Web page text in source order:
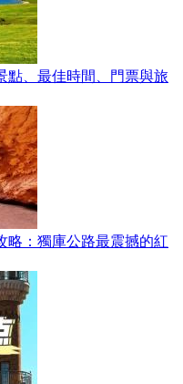
點、最佳時間、門票與旅
略：獨庫公路最震撼的紅